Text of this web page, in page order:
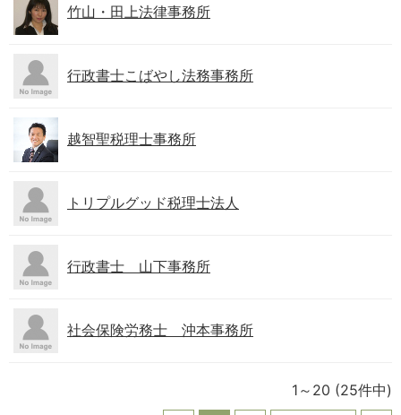
竹山・田上法律事務所
行政書士こばやし法務事務所
越智聖税理士事務所
トリプルグッド税理士法人
行政書士 山下事務所
社会保険労務士 沖本事務所
1～20 (25件中)